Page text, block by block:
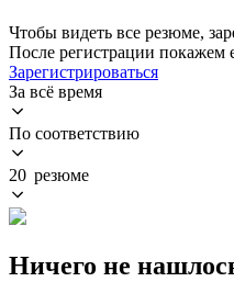
Чтобы видеть все резюме,
После регистрации покажем
Зарегистрироваться
За всё время
По соответствию
20 резюме
Ничего не